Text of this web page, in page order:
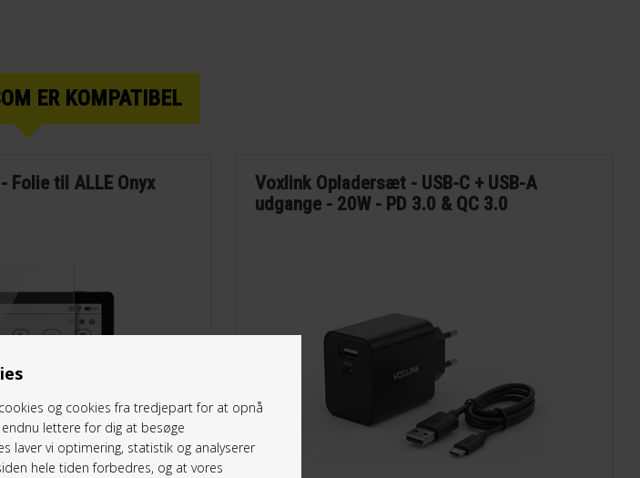
og cookies fra tredjepart for at opnå
lettere for dig at besøge
laver vi optimering, statistik og analyserer
hele tiden forbedres, og at vores
ER KOMPATIBEL
til ALLE Onyx
Voxlink Opladersæt - USB-C + USB-A
udgange - 20W - PD 3.0 & QC 3.0